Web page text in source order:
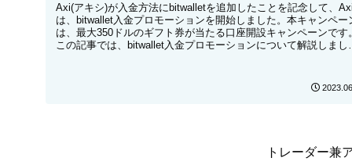
Axi(アキシ)が入金方法にbitwalletを追加したことを記念して、Axi
は、bitwallet入金プロモーションを開始しました。本キャンペー
は、最大350ドルのギフト券が当たる口座開設キャンペーンです。
この記事では、bitwallet入金プロモーションについて解説しまし
トレーダー兼